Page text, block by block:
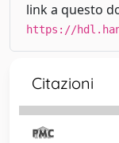
link a questo
https://
Citazioni